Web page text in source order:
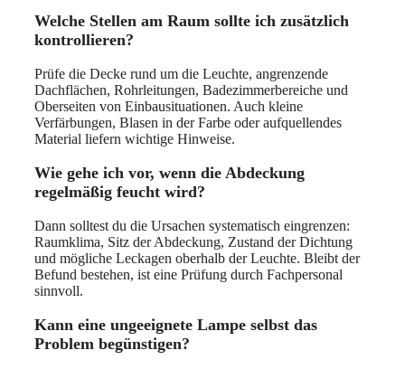
Welche Stellen am Raum sollte ich zusätzlich
kontrollieren?
Prüfe die Decke rund um die Leuchte, angrenzende
Dachflächen, Rohrleitungen, Badezimmerbereiche und
Oberseiten von Einbausituationen. Auch kleine
Verfärbungen, Blasen in der Farbe oder aufquellendes
Material liefern wichtige Hinweise.
Wie gehe ich vor, wenn die Abdeckung
regelmäßig feucht wird?
Dann solltest du die Ursachen systematisch eingrenzen:
Raumklima, Sitz der Abdeckung, Zustand der Dichtung
und mögliche Leckagen oberhalb der Leuchte. Bleibt der
Befund bestehen, ist eine Prüfung durch Fachpersonal
sinnvoll.
Kann eine ungeeignete Lampe selbst das
Problem begünstigen?